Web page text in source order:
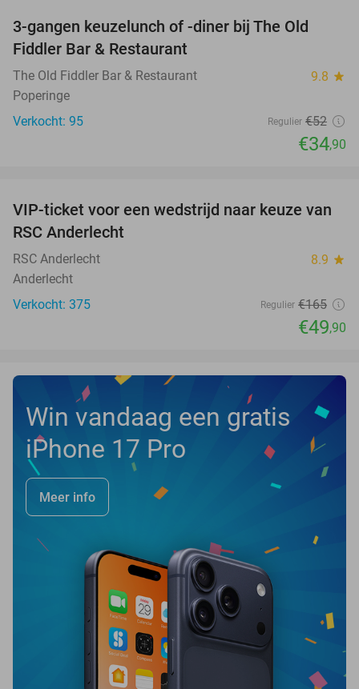
3-gangen keuzelunch of -diner bij The Old
Fiddler Bar & Restaurant
The Old Fiddler Bar & Restaurant 9.8 star
Poperinge
Verkocht: 95
Regulier €52
€34,90
70%
VIP-ticket voor een wedstrijd naar keuze van
RSC Anderlecht
RSC Anderlecht 8.9 star
Anderlecht
Verkocht: 375
Regulier €165
€49,90
Win vandaag een gratis
iPhone 17 Pro
Meer info